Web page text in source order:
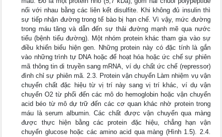
nối với nhau bằng các liên kết disulfite. Khi không đủ insulin thì
sự tiếp nhận đường trong tế bào bị hạn chế. Vì vậy, mức đường
trong máu tăng và dẫn đến sự thải đường mạnh mẽ qua nước
tiểu (bệnh tiểu đường). Một nhóm protein khác tham gia vào sự
điều khiển biểu hiện gen. Những protein này có đặc tính là gắn
vào những trình tự DNA hoặc để hoạt hóa hoặc ức chế sự phiên
mã thông tin di truyền sang mRNA, ví dụ chất ức chế (repressor)
đình chỉ sự phiên mã. 2.3. Protein vận chuyển Làm nhiệm vụ vận
chuyển chất đặc hiệu từ vị trí này sang vị trí khác, ví dụ vận
chuyển O2 từ phổi đến các mô do hemoglobin hoặc vận chuyển
acid béo từ mô dự trữ đến các cơ quan khác nhờ protein trong
máu là serum albumin. Các chất được vận chuyển qua màng
được thực hiện bằng các protein đặc hiệu, chẳng hạn vận
chuyển glucose hoặc các amino acid qua màng (Hình 1.5). 2.4.